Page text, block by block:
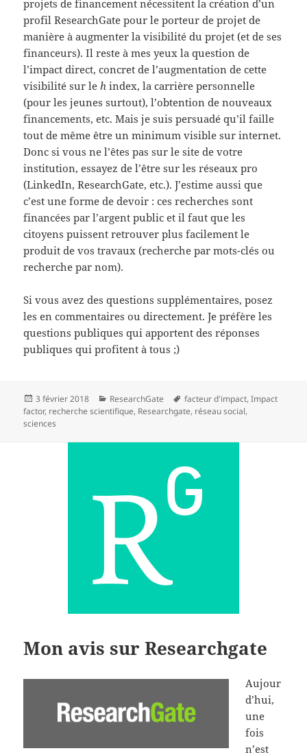
projets de financement nécessitent la création d’un
profil ResearchGate pour le porteur de projet de
manière à augmenter la visibilité du projet (et de ses
financeurs). Il reste à mes yeux la question de
l’impact direct, concret de l’augmentation de cette
visibilité sur le h index, la carrière personnelle
(pour les jeunes surtout), l’obtention de nouveaux
financements, etc. Mais je suis persuadé qu’il faille
tout de même être un minimum visible sur internet.
Donc si vous ne l’êtes pas sur le site de votre
institution, essayez de l’être sur les réseaux pro
(LinkedIn, ResearchGate, etc.). J’estime aussi que
c’est une forme de devoir : ces recherches sont
financées par l’argent public et il faut que les
citoyens puissent retrouver plus facilement le
produit de vos travaux (recherche par mots-clés ou
recherche par nom).
Si vous avez des questions supplémentaires, posez
les en commentaires ou directement. Je préfère les
questions publiques qui apportent des réponses
publiques qui profitent à tous ;)
Publié
le
3 février 2018 Catégories
ResearchGate
Mots-
clés
facteur d'impact,Impact
factor, recherche scientifique, Researchgate, réseau social,
sciences
Mon avis sur Researchgate
Aujour
d’hui,
une
fois
n’est